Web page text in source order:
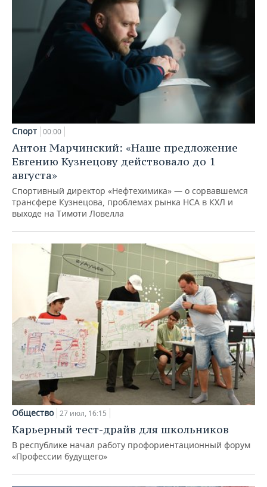
Спорт 00:00
Антон Марчинский: «Наше предложение
Евгению Кузнецову действовало до 1
августа»
Спортивный директор «Нефтехимика» — о сорвавшемся
трансфере Кузнецова, проблемах рынка НСА в КХЛ и
выходе на Тимоти Ловелла
Общество 27 июл, 16:15
Карьерный тест-драйв для школьников
В республике начал работу профориентационный форум
«Профессии будущего»